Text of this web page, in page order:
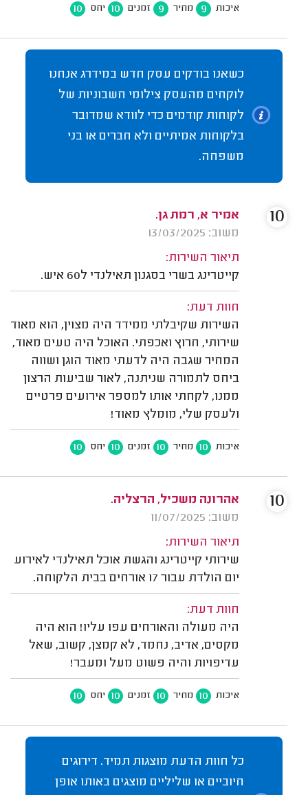
איכות 9 מחיר 9 זמנים 10 יחס 10
כשאנו בודקים עסק חדש במידרג אנחנו
לוקחים מהעסק צילומי חשבוניות של
לקוחות קודמים כדי לוודא שמדובר
בלקוחות אמיתיים ולא חברים או בני
משפחה.
אמיר א, רמת גן.
משוב: 13/03/2025
תיאור השירות:
קייטרינג בשרי בסגנון תאילנדי ל60 איש.
חוות דעת:
השירות שקיבלתי ממידד היה מצוין, הוא מאוד
שירותי, חרוץ ואכפתי. האוכל היה טעים מאוד,
המחיר שגבה היה לדעתי מאוד הוגן ושווה
ביחס לתמורה שניתנה, לאור שביעות הרצון
ממנו, לקחתי אותו למספר אירועים פרטיים
ולעסק שלי, מומלץ מאוד!
איכות 10 מחיר 10 זמנים 10 יחס 10
10
אהרונה משכיל, הרצליה.
משוב: 11/07/2025
תיאור השירות:
שירותי קייטרינג והגשת אוכל תאילנדי לאירוע
יום הולדת עבור 17 אורחים בבית הלקוחה.
חוות דעת:
היה מעולה והאורחים עפו עליו! הוא היה
מקסים, אדיב, נחמד, לא קמצן, קשוב, שאל
עדיפויות והיה פשוט מעל ומעבר!
איכות 10 מחיר 10 זמנים 10 יחס 10
10
כל חוות הדעת מוצגות תמיד. דירוגים
חיוביים או שליליים מוצגים באותו אופן